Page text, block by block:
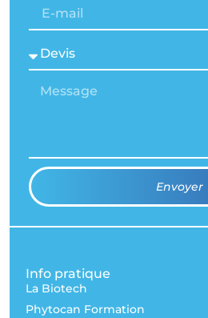
Envoyer
Info pratique
La Biotech
Phytocan Formation